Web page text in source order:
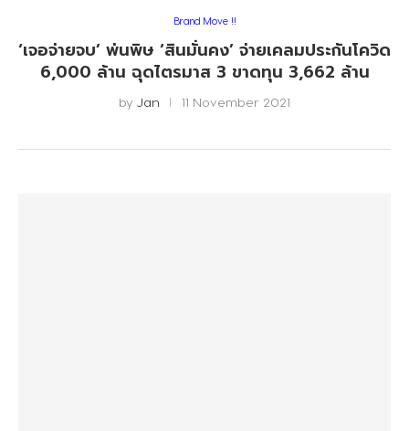
Brand Move !!
‘เจอจ่ายจบ’ พ่นพิษ ‘สินมั่นคง’ จ่ายเคลมประกันโควิด
6,000 ล้าน ฉุดไตรมาส 3 ขาดทุน 3,662 ล้าน
by Jan 11 November 2021